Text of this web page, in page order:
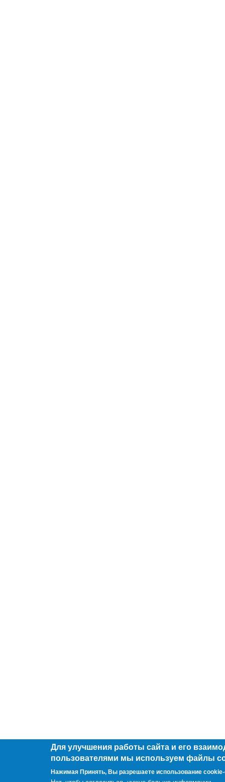
Для улучшения работы сайта и его
пользователями мы используем файлы
Нажимая Принять, Вы разрешаете использование